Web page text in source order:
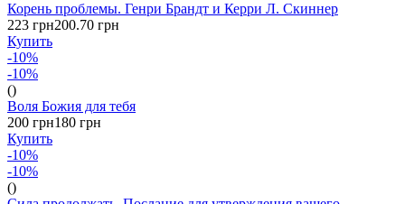
Корень проблемы. Генри Брандт и Керри Л. Скиннер
223 грн200.70 грн
Купить
-10%
-10%
()
Воля Божия для тебя
200 грн180 грн
Купить
-10%
-10%
()